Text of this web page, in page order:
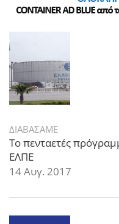
ΔΙΑΒΑΣΑΜΕ
Το πενταετές
ΕΛΠΕ
14 Αυγ. 2017